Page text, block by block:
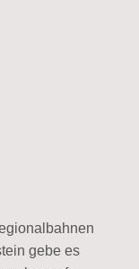
gebe es